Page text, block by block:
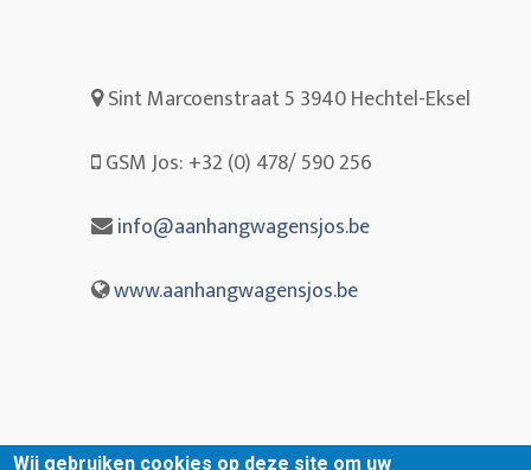
Sint Marcoenstraat 5 3940 Hechtel-Eksel
GSM Jos: +32 (0) 478/ 590 256
info@aanhangwagensjos.be
www.aanhangwagensjos.be
Wij gebruiken cookies op deze site om uw